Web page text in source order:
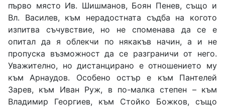
първо място Ив. Шишманов, Боян Пенев, също и
Вл. Василев, към нерадостната съдба на когото
изпитва съчувствие, но не споменава да се е
опитал да я облекчи по някакъв начин, а и не
пропуска възможност да се разграничи от него.
Уважително, но дистанцирано е отношението му
към Арнаудов. Особено остър е към Пантелей
Зарев, към Иван Руж, в по-малка степен – към
Владимир Георгиев, към Стойко Божков, също